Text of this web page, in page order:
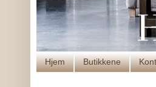
Hjem Butikkene